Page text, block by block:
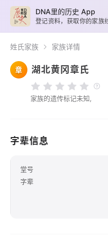
姓氏家族 家族详情
章 湖北黄冈章氏
家族的遗传标记未知,
字辈信息
堂号
字辈
DNA里的历史 App
登记资料，获取你的家族